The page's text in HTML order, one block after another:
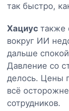
так быстро,
Хациус также
вокруг ИИ
дальше
Давление со
делось. Цены
всё
сотрудников.